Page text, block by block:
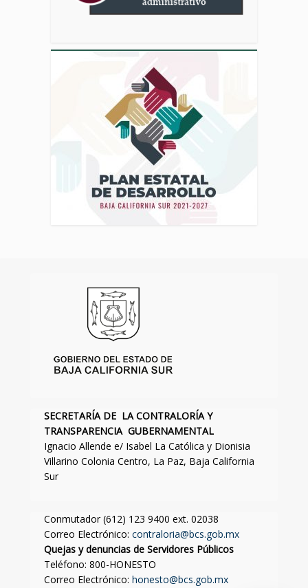
SECRETARÍA DE LA CONTRALORÍA Y
TRANSPARENCIA GUBERNAMENTAL
Ignacio Allende e/ Isabel La Católica y Dionisia
Villarino Colonia Centro, La Paz, Baja California
Sur
Conmutador (612) 123 9400 ext. 02038
Correo Electrónico: contraloria@bcs.gob.mx
Quejas y denuncias de Servidores Públicos
Teléfono: 800-HONESTO
Correo Electrónico: honesto@bcs.gob.mx